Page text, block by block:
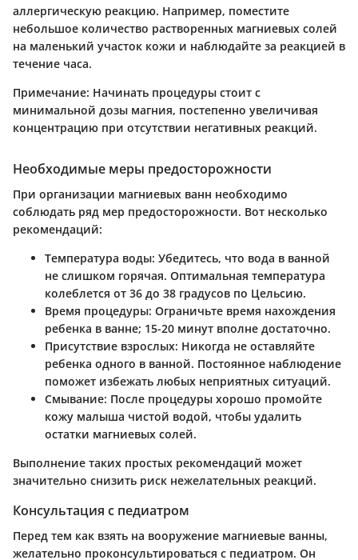
аллергическую реакцию. Например, поместите
небольшое количество растворенных магниевых солей
на маленький участок кожи и наблюдайте за реакцией в
течение часа.
Примечание: Начинать процедуры стоит с
минимальной дозы магния, постепенно увеличивая
концентрацию при отсутствии негативных реакций.
Необходимые меры предосторожности
При организации магниевых ванн необходимо
соблюдать ряд мер предосторожности. Вот несколько
рекомендаций:
Температура воды: Убедитесь, что вода в ванной
не слишком горячая. Оптимальная температура
колеблется от 36 до 38 градусов по Цельсию.
Время процедуры: Ограничьте время нахождения
ребенка в ванне; 15-20 минут вполне достаточно.
Присутствие взрослых: Никогда не оставляйте
ребенка одного в ванной. Постоянное наблюдение
поможет избежать любых неприятных ситуаций.
Смывание: После процедуры хорошо промойте
кожу малыша чистой водой, чтобы удалить
остатки магниевых солей.
Выполнение таких простых рекомендаций может
значительно снизить риск нежелательных реакций.
Консультация с педиатром
Перед тем как взять на вооружение магниевые ванны,
желательно проконсультироваться с педиатром. Он